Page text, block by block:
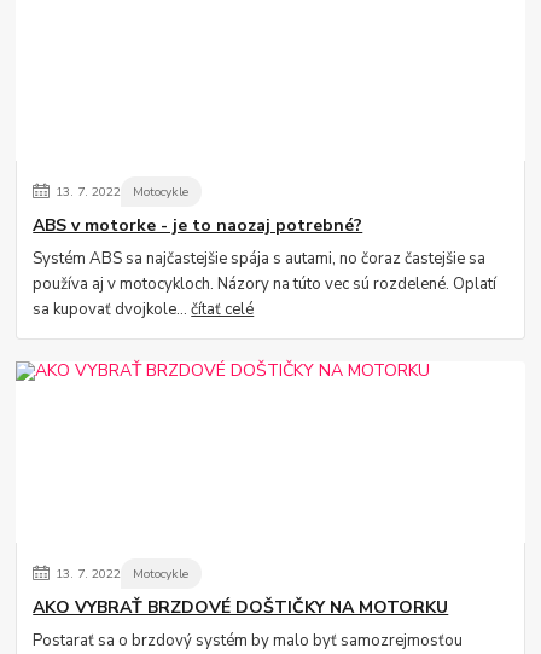
13. 7. 2022 Motocykle
ABS v motorke - je to naozaj potrebné?
Systém ABS sa najčastejšie spája s autami, no čoraz častejšie sa
používa aj v motocykloch. Názory na túto vec sú rozdelené. Oplatí
sa kupovať dvojkole...čítať celé
13. 7. 2022 Motocykle
AKO VYBRAŤ BRZDOVÉ DOŠTIČKY NA MOTORKU
Postarať sa o brzdový systém by malo byť samozrejmosťou